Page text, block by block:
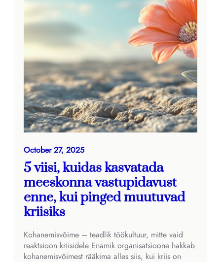
October 27, 2025
5 viisi, kuidas kasvatada
meeskonna vastupidavust
enne, kui pinged muutuvad
kriisiks
Kohanemisvõime – teadlik töökultuur, mitte vaid
reaktsioon kriisidele Enamik organisatsioone hakkab
kohanemisvõimest rääkima alles siis, kui kriis on